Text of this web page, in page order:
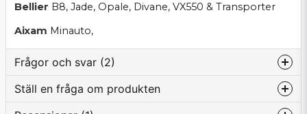
Bellier B8, Jade, Opale, Divane, VX550 & Transporter
Aixam Minauto,
Frågor och svar (2)
Ställ en fråga om produkten